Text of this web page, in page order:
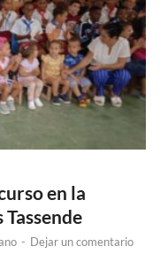
en la
Tassende
- Dejar un comentario